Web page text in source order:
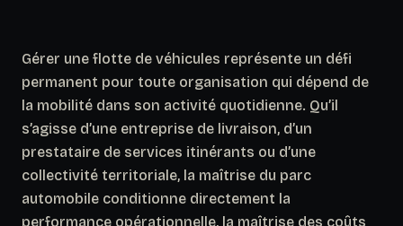
Gérer une flotte de véhicules représente un défi
permanent pour toute organisation qui dépend de
la mobilité dans son activité quotidienne. Qu’il
s’agisse d’une entreprise de livraison, d’un
prestataire de services itinérants ou d’une
collectivité territoriale, la maîtrise du parc
automobile conditionne directement la
performance opérationnelle, la maîtrise des coûts